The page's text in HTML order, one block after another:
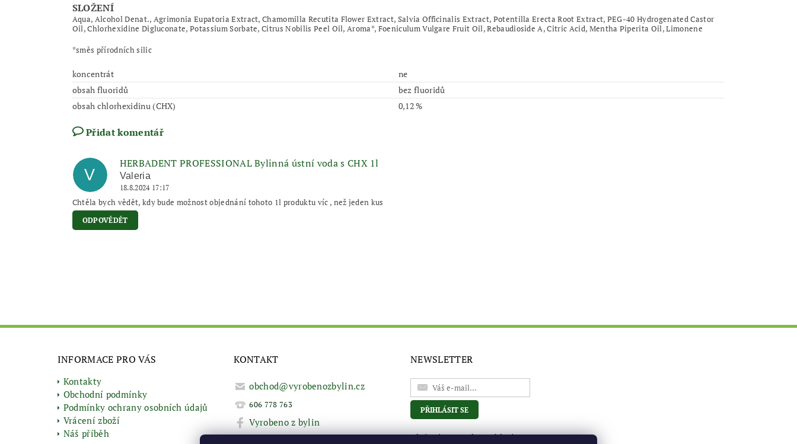
SLOŽENÍ
Aqua, Alcohol Denat., Agrimonia Eupatoria Extract, Chamomilla Recutita Flower Extract, Salvia Officinalis Extract, Potentilla Erecta Root Extract, PEG-40 Hydrogenated Castor
Oil, Chlorhexidine Digluconate, Potassium Sorbate, Citrus Nobilis Peel Oil, Aroma*, Foeniculum Vulgare Fruit Oil, Rebaudioside A, Citric Acid, Mentha Piperita Oil, Limonene
*směs přírodních silic
koncentrát
ne
obsah fluoridů
bez fluoridů
obsah chlorhexidinu (CHX)
0,12 %
Přidat komentář
V
HERBADENT PROFESSIONAL Bylinná ústní voda s CHX 1l
Valeria
18.8.2024 17:17
Chtěla bych vědět, kdy bude možnost objednání tohoto 1l produktu víc , než jeden kus
ODPOVĚDĚT
INFORMACE PRO VÁS
Kontakty
Obchodní podmínky
Podmínky ochrany osobních údajů
Vrácení zboží
Náš příběh
KONTAKT
obchod@vyrobenozbylin.cz
606 778 763
Vyrobeno z bylin
NEWSLETTER
Vložením e-mailu souhlasíte s